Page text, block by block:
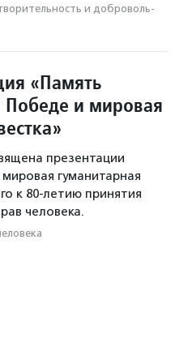
и доброволь­
«Память
Победе и мировая
презентации
гуманитарная
к 80-летию принятия
человека.